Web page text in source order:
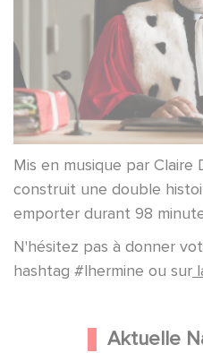
Mis en musique par Claire
construit une double
emporter durant 98
N'hésitez pas à donner
hashtag #lhermine ou sur
Aktuelle